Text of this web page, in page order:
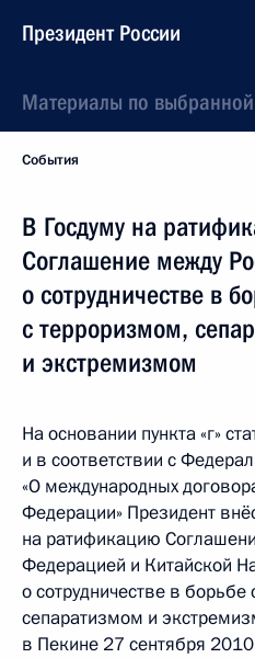
Президент России
Материалы по
События
В Госдуму на
Соглашение между
о сотрудничестве в
с терроризмом,
и экстремизмом
На основании пункта «г»
и в соответствии с
«О международных
Федерации» Президент
на ратификацию
Федерацией и Китайской
о сотрудничестве в
сепаратизмом и
в Пекине 27 сентября